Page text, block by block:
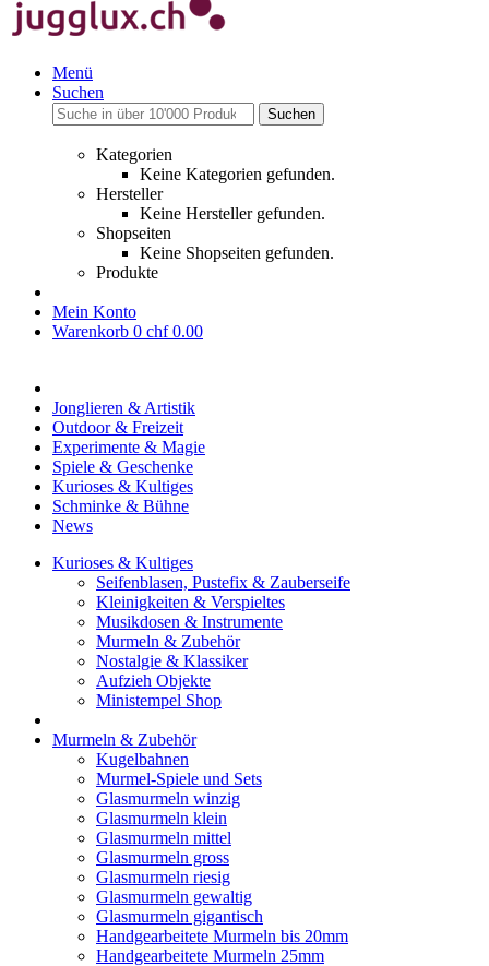
Menü
Suchen
Suchen
Kategorien
Keine Kategorien gefunden.
Hersteller
Keine Hersteller gefunden.
Shopseiten
Keine Shopseiten gefunden.
Produkte
Mein Konto
Warenkorb 0 chf 0.00
Jonglieren & Artistik
Outdoor & Freizeit
Experimente & Magie
Spiele & Geschenke
Kurioses & Kultiges
Schminke & Bühne
News
Kurioses & Kultiges
Seifenblasen, Pustefix & Zauberseife
Kleinigkeiten & Verspieltes
Musikdosen & Instrumente
Murmeln & Zubehör
Nostalgie & Klassiker
Aufzieh Objekte
Ministempel Shop
Murmeln & Zubehör
Kugelbahnen
Murmel-Spiele und Sets
Glasmurmeln winzig
Glasmurmeln klein
Glasmurmeln mittel
Glasmurmeln gross
Glasmurmeln riesig
Glasmurmeln gewaltig
Glasmurmeln gigantisch
Handgearbeitete Murmeln bis 20mm
Handgearbeitete Murmeln 25mm